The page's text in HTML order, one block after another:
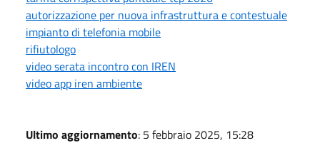
autorizzazione per nuova infrastruttura e contestuale
impianto di telefonia mobile
rifiutologo
video serata incontro con IREN
video app iren ambiente
Ultimo aggiornamento: 5 febbraio 2025, 15:28